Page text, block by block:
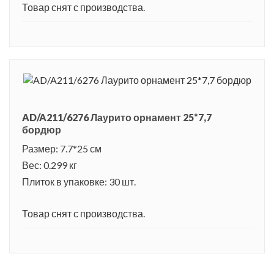
Товар снят с производства.
AD/A211/6276 Лаурито орнамент 25*7,7
бордюр
Размер: 7.7*25 см
Вес: 0.299 кг
Плиток в упаковке: 30 шт.
Товар снят с производства.